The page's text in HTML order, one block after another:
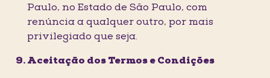
Paulo, no Estado de São Paulo, com
renúncia a qualquer outro, por mais
privilegiado que seja.
Aceitação dos Termos e Condições